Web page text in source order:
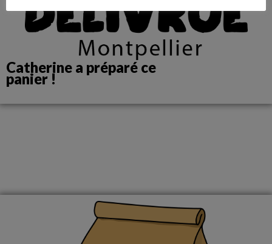
Catherine a préparé ce
panier !